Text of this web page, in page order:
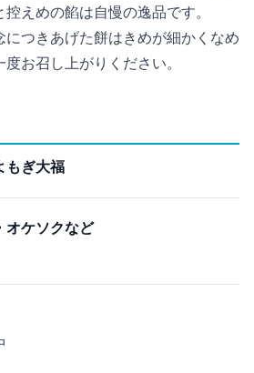
えめの餡は自慢の逸品です。
つきあげた餅はきめが細かくなめ
お召し上がりください。
もぎ大福
オケソクなど